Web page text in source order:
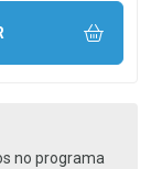
no programa